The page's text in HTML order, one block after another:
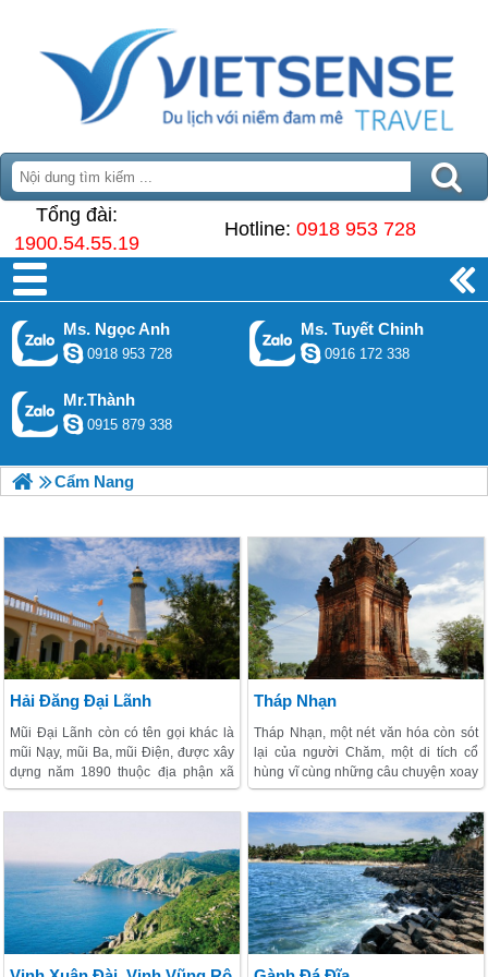
Tổng đài:
1900.54.55.19
Hotline: 0918 953 728
Ms. Ngọc Anh
0918 953 728
Ms. Tuyết Chinh
0916 172 338
Mr.Thành
0915 879 338
Cẩm Nang
Hải Đăng Đại Lãnh
Mũi Đại Lãnh còn có tên gọi khác là
mũi Nạy, mũi Ba, mũi Điện, được xây
dựng năm 1890 thuộc địa phận xã
Hoà Tâm (huyện Đông Hòa). Tháp
hải đăng mũi Đại Lãnh là một khối
màu xám, cao 26,5m đứng trên nền
toà nhà cao 110m (so mặt nước
biển).
Tháp Nhạn
Tháp Nhạn, một nét văn hóa còn sót
lại của người Chăm, một di tích cổ
hùng vĩ cùng những câu chuyện xoay
quanh, một điểm đến để khám phá
những điều tuyệt đẹp trong quá khứ
và là một địa danh ngắm cảnh tuyệt
vời trên dòng sông Ba thơ mộng.